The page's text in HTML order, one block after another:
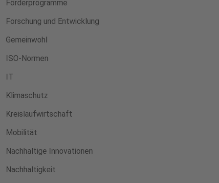
Förderprogramme
Forschung und Entwicklung
Gemeinwohl
ISO-Normen
IT
Klimaschutz
Kreislaufwirtschaft
Mobilität
Nachhaltige Innovationen
Nachhaltigkeit